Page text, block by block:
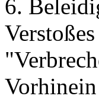
6.